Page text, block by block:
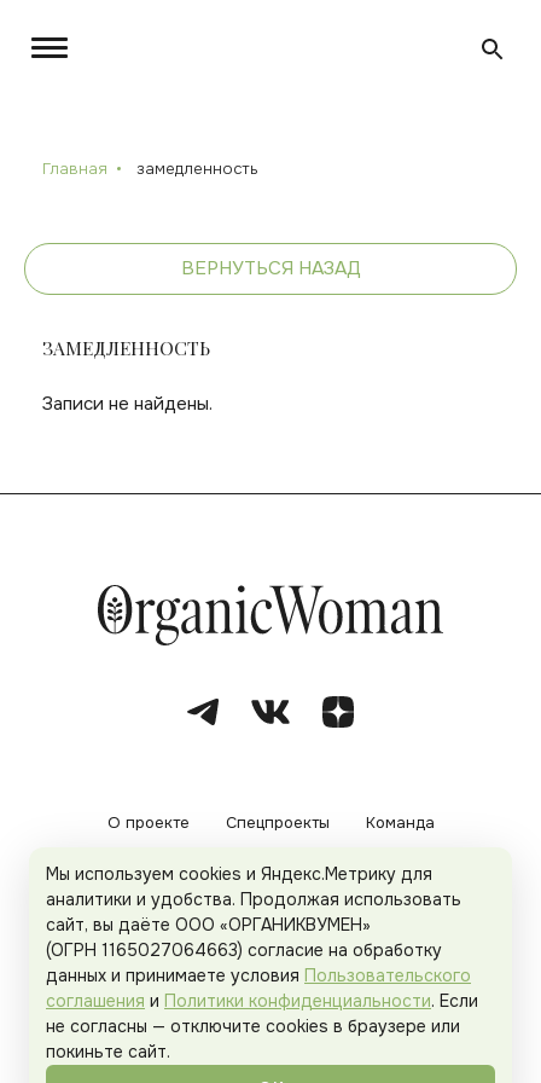
Главная замедленность
ВЕРНУТЬСЯ НАЗАД
ЗАМЕДЛЕННОСТЬ
Записи не найдены.
О проекте Спецпроекты Команда
Рекламодателям Политика конфиденциальности
Пользовательское соглашение
Organicwoman.ru . Все права защищены.
Мы используем cookies и Яндекс.Метрику для
аналитики и удобства. Продолжая использовать
сайт, вы даёте ООО «ОРГАНИКВУМЕН»
(ОГРН 1165027064663) согласие на обработку
данных и принимаете условия Пользовательского
соглашения и Политики конфиденциальности. Если
не согласны — отключите cookies в браузере или
покиньте сайт.